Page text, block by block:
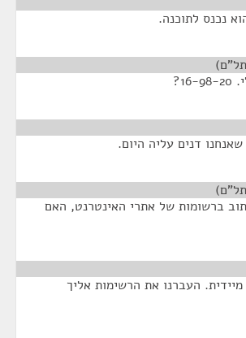
נכנס לתוכנה.
דנים עליה היום.
– לא כתוב ברשומות של אתרי האינטרנט, האם
העברנו את הרשימות אליך